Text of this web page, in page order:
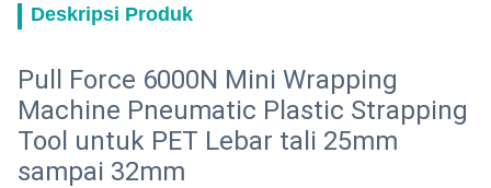
Deskripsi Produk
Pull Force 6000N Mini Wrapping
Machine Pneumatic Plastic Strapping
Tool untuk PET Lebar tali 25mm
sampai 32mm